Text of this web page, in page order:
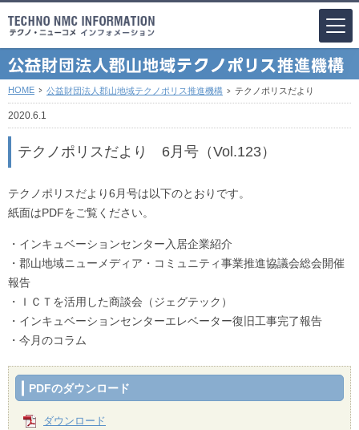
HOME 公益財団法人郡山地域テクノポリス推進機構 テクノポリスだより
2020.6.1
テクノポリスだより 6月号（Vol.123）
テクノポリスだより6月号は以下のとおりです。
紙面はPDFをご覧ください。
・インキュベーションセンター入居企業紹介
・郡山地域ニューメディア・コミュニティ事業推進協議会総会開催
報告
・ＩＣＴを活用した商談会（ジェグテック）
・インキュベーションセンターエレベーター復旧工事完了報告
・今月のコラム
PDFのダウンロード
ダウンロード